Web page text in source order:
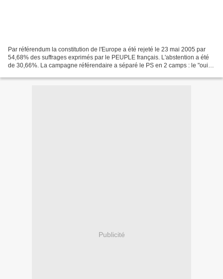
Par référendum la constitution de l'Europe a été rejeté le 23 mai 2005 par
54,68% des suffrages exprimés par le PEUPLE français. L'abstention a été
de 30,66%. La campagne référendaire a séparé le PS en 2 camps : le "oui"
Publicité